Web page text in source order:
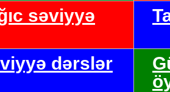
səviyyə
dərslər